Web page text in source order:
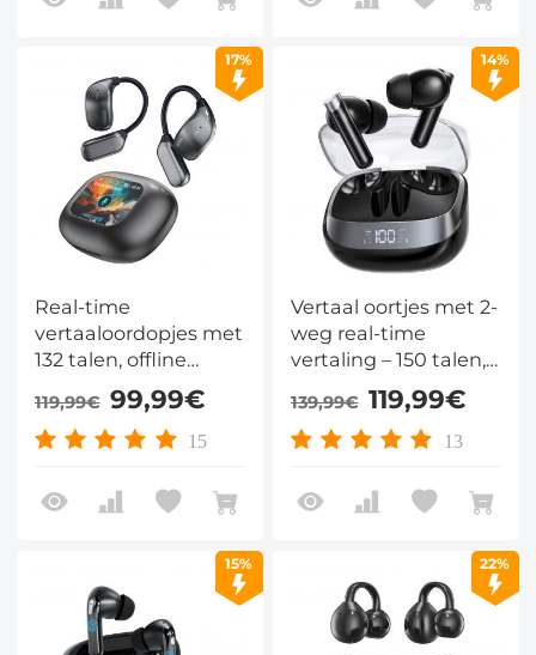
17%
Real-time
vertaaloordopjes met
132 talen, offline
vertaling, spraak- en
videogesprekvertaling,
AI-notitiemaker,
119,99€ 99,99€
15
14%
Vertaal oortjes met 2-
weg real-time
vertaling – 150 talen,
9 offline, ANC & ENC –
voor reizen en
videogesprekken –
139,99€ 119,99€
13
15% 22%